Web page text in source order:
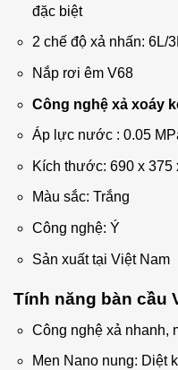
đặc biệt
2 chế độ xả nhấn: 6L/
Nắp rơi êm V68
Công nghệ xả xoáy
Áp lực nước : 0.05
Kích thước: 690 x 375
Màu sắc: Trắng
Công nghệ: Ý
Sản xuất tại Việt Nam
Tính năng bàn cầu
Công nghệ xả nhanh,
Men Nano nung: Diệt